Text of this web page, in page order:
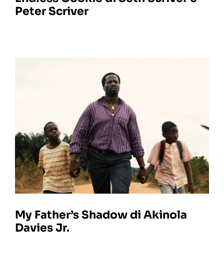
Peter Scriver
My Father’s Shadow di Akinola
Davies Jr.